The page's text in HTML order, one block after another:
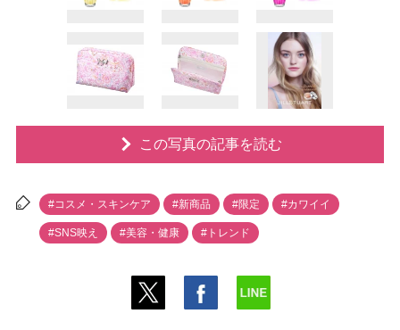
この写真の記事を読む
#コスメ・スキンケア #新商品 #限定 #カワイイ
#SNS映え #美容・健康 #トレンド